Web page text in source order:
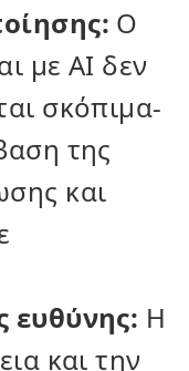
Ο
με AI δεν
σκόπιμα-
της
και
ευθύνης: Η
και την